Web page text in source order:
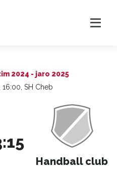
2024 - jaro 2025
SH Cheb
Handball club